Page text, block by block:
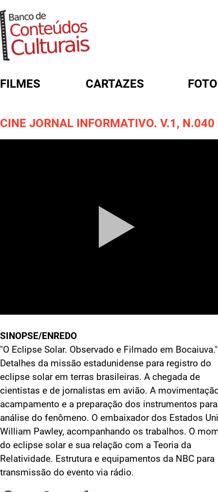
FILMES CARTAZES
CINE JORNAL INFORMATIVO. V.1, N.040
SINOPSE/ENREDO
"O Eclipse Solar. Observado e Filmado em Bocaiuva."
Detalhes da missão estadunidense para registro do
eclipse solar em terras brasileiras. A chegada de
cientistas e de jornalistas em avião. A
acampamento e a preparação dos instrumentos para
análise do fenômeno. O embaixador dos Estados
William Pawley, acompanhando os trabalhos. O
do eclipse solar e sua relação com a Teoria da
Relatividade. Estrutura e equipamentos da NBC para
transmissão do evento via rádio.